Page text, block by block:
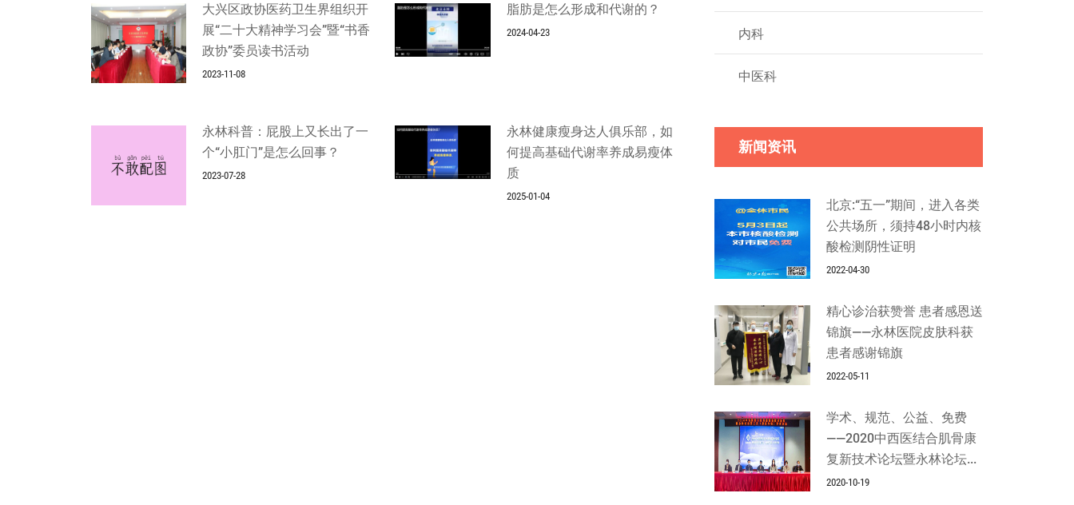
大兴区政协医药卫生界组织开
展“二十大精神学习会”暨“书香
政协”委员读书活动
2023-11-08
脂肪是怎么形成和代谢的？
2024-04-23
永林科普：屁股上又长出了一
个“小肛门”是怎么回事？
2023-07-28
永林健康瘦身达人俱乐部，如
何提高基础代谢率养成易瘦体
质
2025-01-04
内科
中医科
新闻资讯
北京:“五一”期间，进入各类
公共场所，须持48小时内核
酸检测阴性证明
2022-04-30
精心诊治获赞誉 患者感恩送
锦旗——永林医院皮肤科获
患者感谢锦旗
2022-05-11
学术、规范、公益、免费
——2020中西医结合肌骨康
复新技术论坛暨永林论坛...
2020-10-19